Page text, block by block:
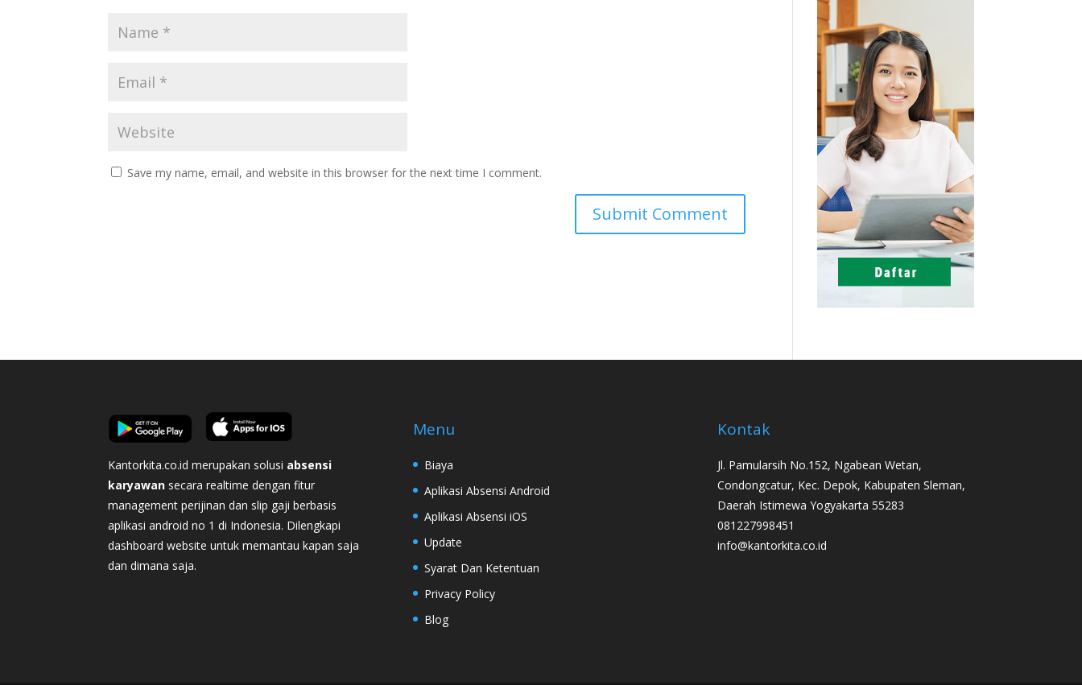
Save my name, email, and website in this browser for the next time I comment.
Kantorkita.co.id merupakan solusi absensi
karyawan secara realtime dengan fitur
management perijinan dan slip gaji berbasis
aplikasi android no 1 di Indonesia. Dilengkapi
dashboard website untuk memantau kapan saja
dan dimana saja.
Menu
Biaya
Aplikasi Absensi Android
Aplikasi Absensi iOS
Update
Syarat Dan Ketentuan
Privacy Policy
Blog
Kontak
Jl. Pamularsih No.152, Ngabean Wetan,
Condongcatur, Kec. Depok, Kabupaten Sleman,
Daerah Istimewa Yogyakarta 55283
081227998451
info@kantorkita.co.id